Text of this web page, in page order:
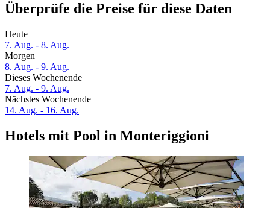
Überprüfe die Preise für diese Daten
Heute
7. Aug. - 8. Aug.
Morgen
8. Aug. - 9. Aug.
Dieses Wochenende
7. Aug. - 9. Aug.
Nächstes Wochenende
14. Aug. - 16. Aug.
Hotels mit Pool in Monteriggioni